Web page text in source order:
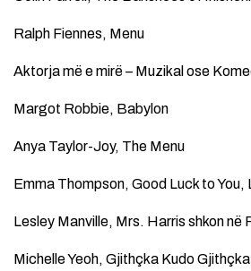
Ralph Fiennes, Menu
Aktorja më e mirë – Muzikal ose
Margot Robbie, Babylon
Anya Taylor-Joy, The Menu
Emma Thompson, Good Luck to You,
Lesley Manville, Mrs. Harris shkon në
Michelle Yeoh, Gjithçka Kudo